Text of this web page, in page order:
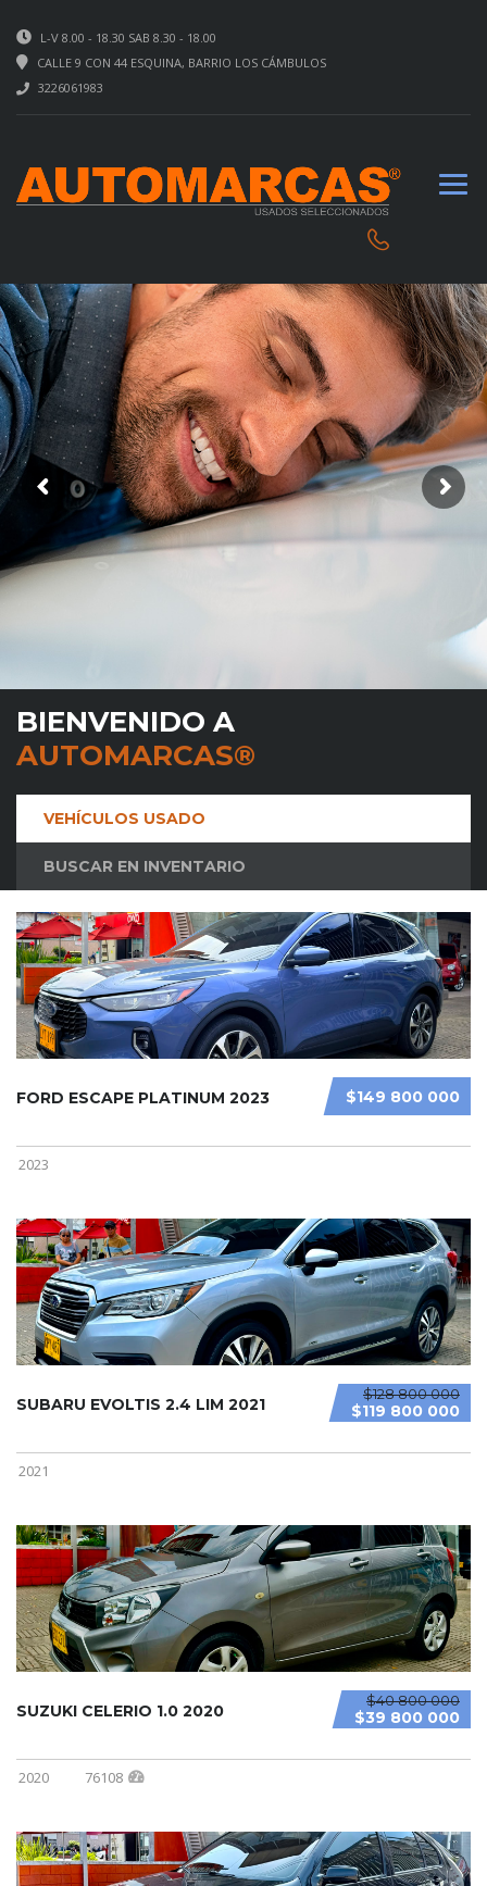
L-V 8.00 - 18.30 SAB 8.30 - 18.00
CALLE 9 CON 44 ESQUINA, BARRIO LOS CÁMBULOS
3226061983
BIENVENIDO A
AUTOMARCAS®
VEHÍCULOS USADO
BUSCAR EN INVENTARIO
$149 800 000
FORD ESCAPE PLATINUM 2023
2023
$128 800 000
$119 800 000
SUBARU EVOLTIS 2.4 LIM 2021
2021
$40 800 000
$39 800 000
SUZUKI CELERIO 1.0 2020
2020 76108